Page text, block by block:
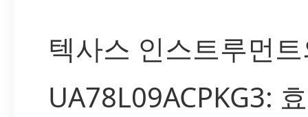
텍사스 인스트루먼
UA78L09ACPKG3: